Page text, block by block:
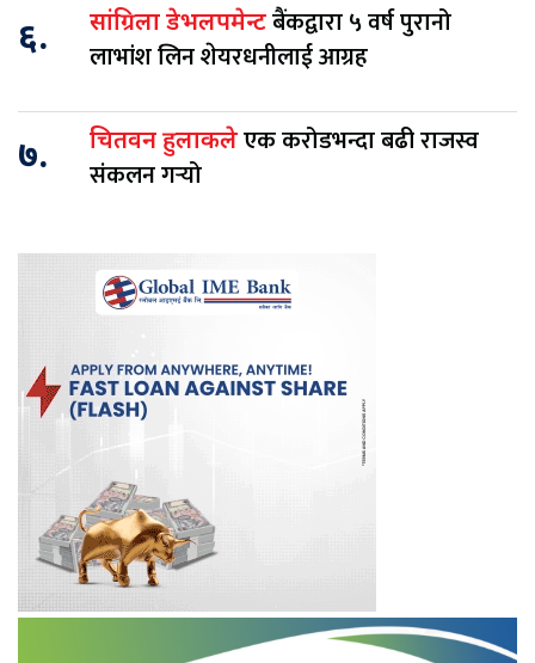
६. सांग्रिला डेभलपमेन्टबैंकद्वारा ५ वर्ष पुरानो
लाभांश लिन शेयरधनीलाई आग्रह
७. चितवन हुलाकलेएक करोडभन्दा बढी राजस्व
संकलन गर्‍यो